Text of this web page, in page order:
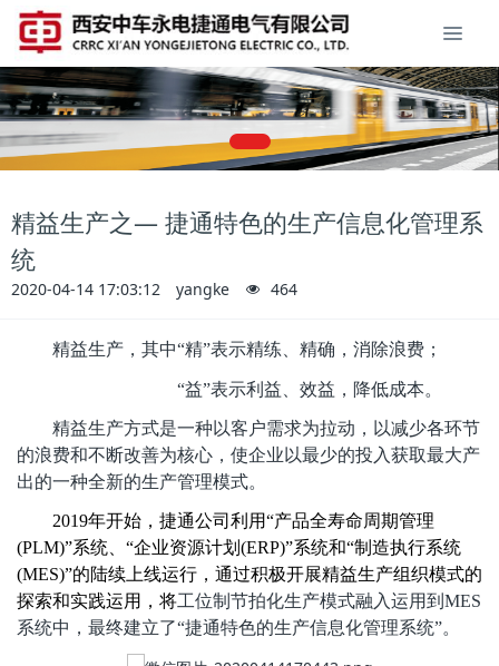
精益生产之— 捷通特色的生产信息化管理系
统
2020-04-14 17:03:12 yangke 464
精益生产，其中“精”表示精练、精确，消除浪费；
“益”表示利益、效益，降低成本。
精益生产方式是一种以客户需求为拉动，以减少各环节
的浪费和不断改善为核心，使企业以最少的投入获取最大产
出的一种全新的生产管理模式。
2019年开始，捷通公司利用“产品全寿命周期管理
(PLM)”系统、“企业资源计划(ERP)”系统和“制造执行系统
(MES)”的陆续上线运行，通过积极开展精益生产组织模式的
探索和实践运用，将工位制节拍化生产模式融入运用到 MES
系统中 ，最终建立了“捷通特色的生产信息化管理系统”。